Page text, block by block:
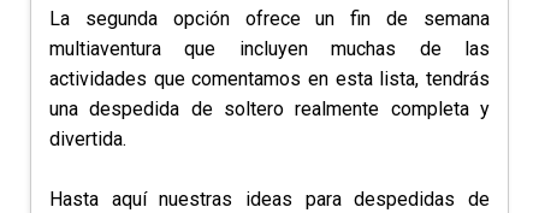
La segunda opción ofrece un fin de semana
multiaventura que incluyen muchas de las
actividades que comentamos en esta lista, tendrás
una despedida de soltero realmente completa y
divertida.
Hasta aquí nuestras ideas para despedidas de